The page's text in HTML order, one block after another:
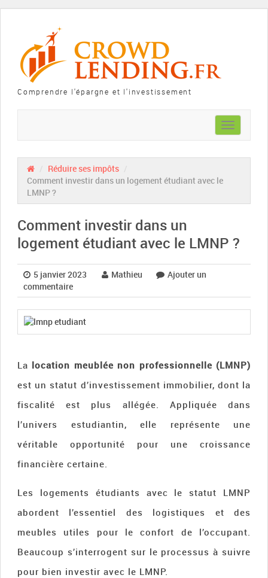
Comprendre l'épargne et l'investissement
Toggle
navigation
Réduire ses impôts
Comment investir dans un logement étudiant avec le
LMNP ?
Comment investir dans un
logement étudiant avec le LMNP ?
5 janvier 2023 Mathieu
Ajouter un
commentaire
La location meublée non professionnelle (LMNP)
est un statut d’investissement immobilier, dont la
fiscalité est plus allégée. Appliquée dans
l’univers estudiantin, elle représente une
véritable opportunité pour une croissance
financière certaine.
Les logements étudiants avec le statut LMNP
abordent l’essentiel des logistiques et des
meubles utiles pour le confort de l’occupant.
Beaucoup s’interrogent sur le processus à suivre
pour bien investir avec le LMNP.